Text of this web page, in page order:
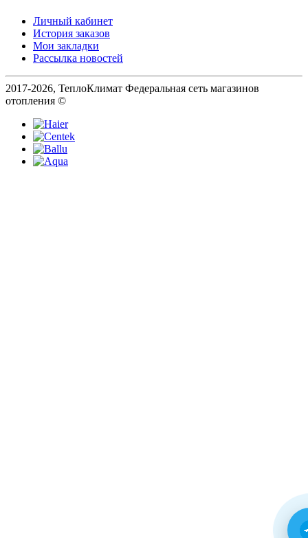
Личный кабинет
История заказов
Мои закладки
Рассылка новостей
2017-2026, ТеплоКлимат Федеральная сеть магазинов
отопления ©